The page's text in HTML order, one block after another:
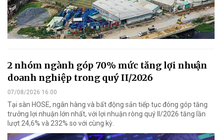
2 nhóm ngành góp 70% mức tăng lợi nhuận
doanh nghiệp trong quý II/2026
07/08/2026 16:00
Tại sàn HOSE, ngân hàng và bất động sản tiếp tục đóng góp tăng
trưởng lợi nhuận lớn nhất, với lợi nhuận ròng quý II/2026 tăng lần
lượt 24,6% và 232% so với cùng kỳ.